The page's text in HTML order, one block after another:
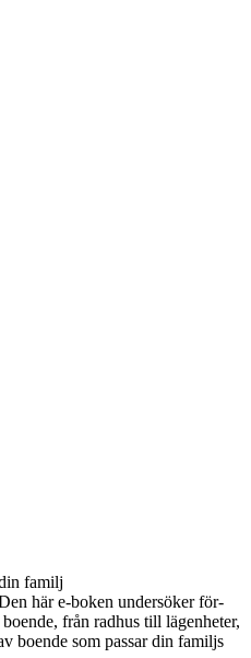
familj
här e-boken undersöker för-
från radhus till lägenheter,
boende som passar din familjs